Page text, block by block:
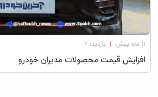
۱۱ ماه پیش | بازدید: 2
افزایش قیمت محصولات مدیران خودرو